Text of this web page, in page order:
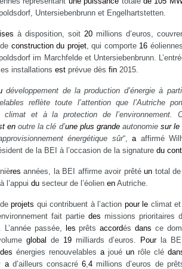
Untersiebenbrunn et Engelhartstetten.
à disposition, soit 20 millions d’euros,
construction du projet, qui comporte 16
im Marchfelde et Untersiebenbrunn.
installations est prévue dès fin 2015.
développement de la production d’énergie à
reflète toute l’attention que l’Autriche
climat et à la protection de l’environnement.
en outre la clé d’une plus grandeautonomie sur le
énergétique sûr“, aaffirmé
de la BEI à l’occasion de la signature du
res années, la BEI affirme avoir prêtéun total
l’appui du secteur de l’éolien en Autriche.
deprojets qui contribuent à l’action pour le climat
fait partie des missions prioritaires
L’année passée,
les prêtsaccordésdans ce
global de 19 milliards d’euros. Pourla
des énergies renouvelables ajoué un rôle clé
ad’ailleurs consacré6,4 millions d’euros de